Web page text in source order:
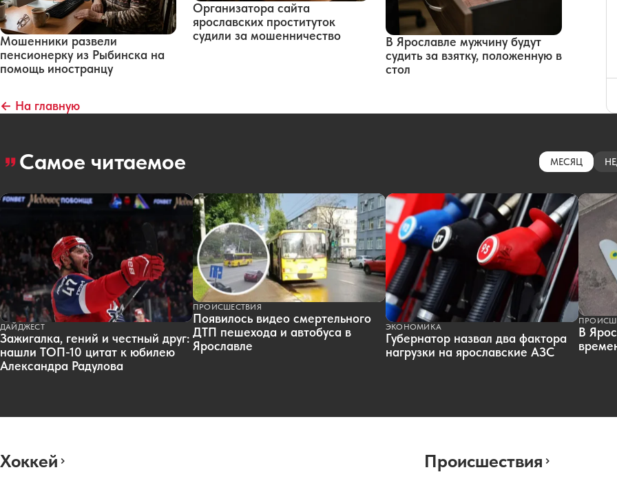
Мошенники развели
пенсионерку из Рыбинска на
помощь иностранцу
Организатора сайта
ярославских проституток
судили за мошенничество
В Ярославле мужчину будут
судить за взятку, положенную в
стол
← На главную
Самое читаемое МЕСЯЦ
ДАЙДЖЕСТ
Зажигалка, гений и честный друг:
нашли ТОП-10 цитат к юбилею
Александра Радулова
ПРОИСШЕСТВИЯ
Появилось видео смертельного
ДТП пешехода и автобуса в
Ярославле
ЭКОНОМИКА
Губернатор назвал два фактора
нагрузки на ярославские АЗС
В
Хоккей Происшествия